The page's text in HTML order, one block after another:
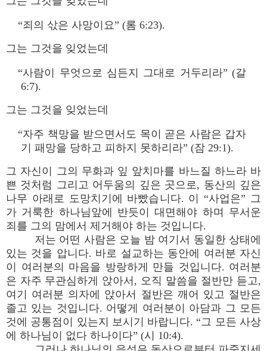
“죄의 삯은 사망이요” (롬 6:23).
그는 그것을 잊었는데
“사람이 무엇으로 심든지 그대로 거두리라” (갈
6:7).
그는 그것을 잊었는데
“자주 책망을 받으면서도 목이 곧은 사람은 갑자
기 패망을 당하고 피하지 못하리라” (잠 29:1).
그 자신이 그의 무화과 잎 앞치마를 바느질 하느라 바
쁜 것처럼 그리고 어두움의 깊은 곳으로, 동산의 깊은
나무 아래로 도망치기에 바빴습니다. 이 “사업은” 그
가 거룩한 하나님앞에 반듯이 대면해야 하며 무서운
죄를 그의 맘에서 제거해야 하는 것입니다.
저는 어떤 사람은 오늘 밤 여기서 동일한 상태에
있는 것을 압니다. 바로 설교하는 동안에 여러분 자신
이 여러분의 마음을 방랑하게 만들 것입니다. 여러분
은 자주 무관심하게 앉아서, 오직 말씀을 절반만 듣고,
여기 여러분 의자에 앉아서 절반은 깨어 있고 절반은
졸고 있는 것입니다. 어떻게 여러분이 아담과 그 모든
것에 공통점이 있는지 보시기 바랍니다. “그 모든 사상
에 하나님이 없다 하나이다” (시 10:4).